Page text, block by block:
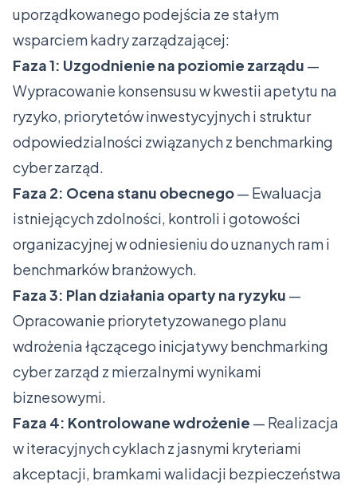
uporządkowanego podejścia ze stałym
wsparciem kadry zarządzającej:
Faza 1: Uzgodnienie na poziomie zarządu —
Wypracowanie konsensusu w kwestii apetytu na
ryzyko, priorytetów inwestycyjnych i struktur
odpowiedzialności związanych z benchmarking
cyber zarząd.
Faza 2: Ocena stanu obecnego— Ewaluacja
istniejących zdolności, kontroli i gotowości
organizacyjnej w odniesieniu do uznanych ram i
benchmarków branżowych.
Faza 3: Plan działania oparty na ryzyku —
Opracowanie priorytetyzowanego planu
wdrożenia łączącego inicjatywy benchmarking
cyber zarząd z mierzalnymi wynikami
biznesowymi.
Faza 4: Kontrolowane wdrożenie — Realizacja
w iteracyjnych cyklach z jasnymi kryteriami
akceptacji, bramkami walidacji bezpieczeństwa